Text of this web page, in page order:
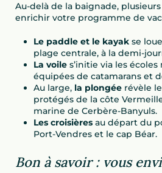
Au-delà de la baignade,
enrichir votre programme de
Le paddle et le kayak se
plage centrale, à la demi-
La voile s’initie via les
équipées de catamarans et
Au large, la plongée révèle
protégés de la côte
marine de Cerbère-Banyuls.
Les croisières au départ du
Port-Vendres et le cap Béar.
Bon à savoir : vous